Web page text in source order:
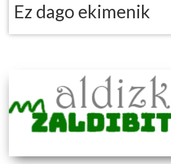
Ez dago ekimenik